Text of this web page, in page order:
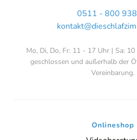
0511 - 800
Mo, Di, Do, Fr: 11 - 17 Uhr | Sa:
geschlossen und außerhalb der
Vereinbarung.
Onlineshop